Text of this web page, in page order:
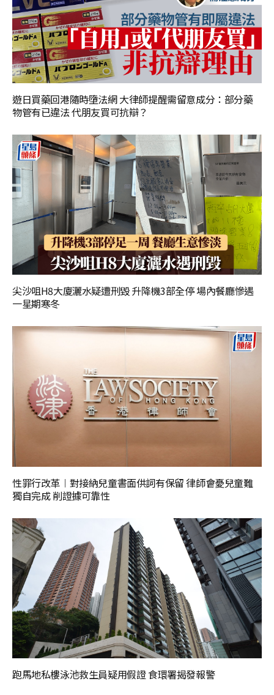
遊日買藥回港隨時墮法網 大律師提醒需留意成分：部分藥
物管有已違法 代朋友買可抗辯？
尖沙咀H8大廈灑水疑遭刑毀 升降機3部全停 場內餐廳慘遇
一星期寒冬
性罪行改革︱對接納兒童書面供詞有保留 律師會憂兒童難
獨自完成 削證據可靠性
跑馬地私樓泳池救生員疑用假證 食環署揭發報警